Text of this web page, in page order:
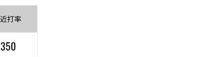
打率